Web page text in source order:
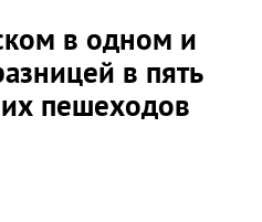
в одном и
в пять
пешеходов